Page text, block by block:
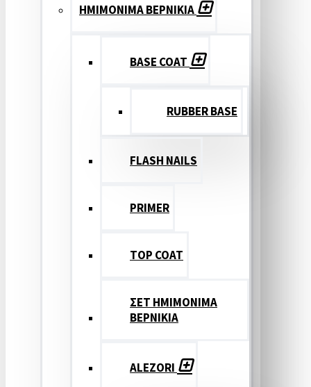
ΗΜΙΜΟΝΙΜΑ ΒΕΡΝΙΚΙΑ
BASE COAT
RUBBER BASE
FLASH NAILS
PRIMER
TOP COAT
ΣΕΤ ΗΜΙΜΟΝΙΜΑ
ΒΕΡΝΙΚΙΑ
ALEZORI